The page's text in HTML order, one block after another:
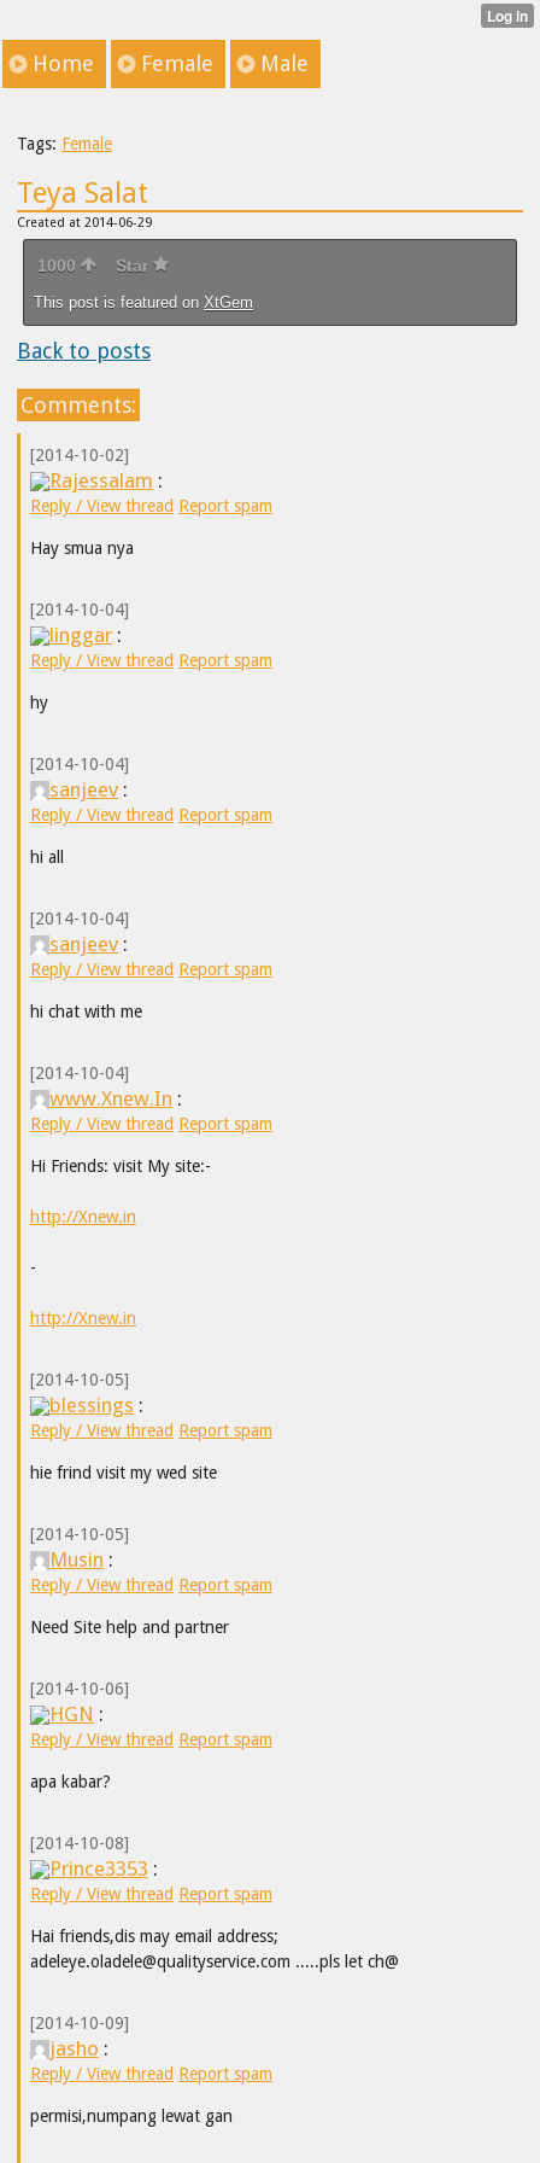
Home Female Male
Tags: Female
Teya Salat
Created at 2014-06-29
1000 Star
This post is featured on XtGem
Back to posts
Comments:
[2014-10-02]
Rajessalam :
Reply / View thread Report spam
Hay smua nya
[2014-10-04]
linggar :
Reply / View thread Report spam
hy
[2014-10-04]
sanjeev :
Reply / View thread Report spam
hi all
[2014-10-04]
sanjeev :
Reply / View thread Report spam
hi chat with me
[2014-10-04]
www.Xnew.In :
Reply / View thread Report spam
Hi Friends: visit My site:-
http://Xnew.in
-
http://Xnew.in
[2014-10-05]
blessings :
Reply / View thread Report spam
hie frind visit my wed site
[2014-10-05]
Musin :
Reply / View thread Report spam
Need Site help and partner
[2014-10-06]
HGN :
Reply / View thread Report spam
apa kabar?
[2014-10-08]
Prince3353 :
Reply / View thread Report spam
Hai friends,dis may email address;
adeleye.oladele@qualityservice.com .....pls let ch@
[2014-10-09]
jasho :
Reply / View thread Report spam
permisi,numpang lewat gan